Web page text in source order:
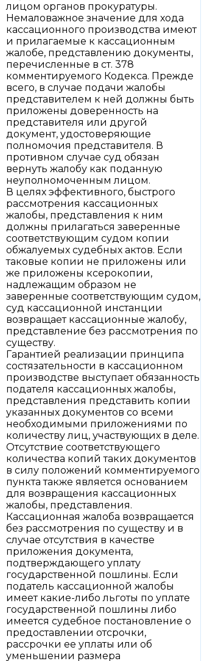
лицом органов прокуратуры.
Немаловажное значение для хода
кассационного производства имеют
и прилагаемые к кассационным
жалобе, представлению документы,
перечисленные в ст. 378
комментируемого Кодекса. Прежде
всего, в случае подачи жалобы
представителем к ней должны быть
приложены доверенность на
представителя или другой
документ, удостоверяющие
полномочия представителя. В
противном случае суд обязан
вернуть жалобу как поданную
неуполномоченным лицом.
В целях эффективного, быстрого
рассмотрения кассационных
жалобы, представления к ним
должны прилагаться заверенные
соответствующим судом копии
обжалуемых судебных актов. Если
таковые копии не приложены или
же приложены ксерокопии,
надлежащим образом не
заверенные соответствующим судом,
суд кассационной инстанции
возвращает кассационные жалобу,
представление без рассмотрения по
существу.
Гарантией реализации принципа
состязательности в кассационном
производстве выступает обязанность
подателя кассационных жалобы,
представления представить копии
указанных документов со всеми
необходимыми приложениями по
количеству лиц, участвующих в деле.
Отсутствие соответствующего
количества копий таких документов
в силу положений комментируемого
пункта также является основанием
для возвращения кассационных
жалобы, представления.
Кассационная жалоба возвращается
без рассмотрения по существу и в
случае отсутствия в качестве
приложения документа,
подтверждающего уплату
государственной пошлины. Если
податель кассационной жалобы
имеет какие-либо льготы по уплате
государственной пошлины либо
имеется судебное постановление о
предоставлении отсрочки,
рассрочки ее уплаты или об
уменьшении размера